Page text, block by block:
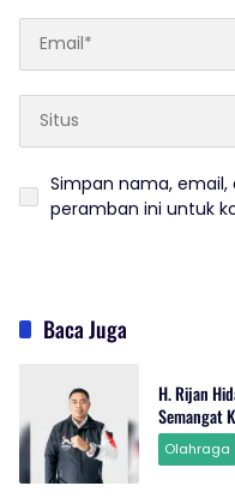
Simpan nama, email,
peramban ini untuk
Baca Juga
H. Rijan
Semangat
Olahraga